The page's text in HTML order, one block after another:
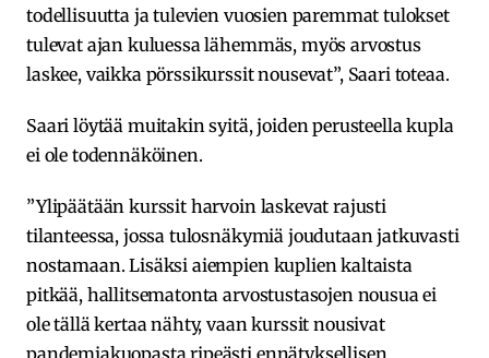
todellisuutta ja tulevien vuosien paremmat tulokset
tulevat ajan kuluessa lähemmäs, myös arvostus
laskee, vaikka pörssikurssit nousevat”, Saari toteaa.
Saari löytää muitakin syitä, joiden perusteella kupla
ei ole todennäköinen.
”Ylipäätään kurssit harvoin laskevat rajusti
tilanteessa, jossa tulosnäkymiä joudutaan jatkuvasti
nostamaan. Lisäksi aiempien kuplien kaltaista
pitkää, hallitsematonta arvostustasojen nousua ei
ole tällä kertaa nähty, vaan kurssit nousivat
pandemiakuopasta ripeästi ennätyksellisen